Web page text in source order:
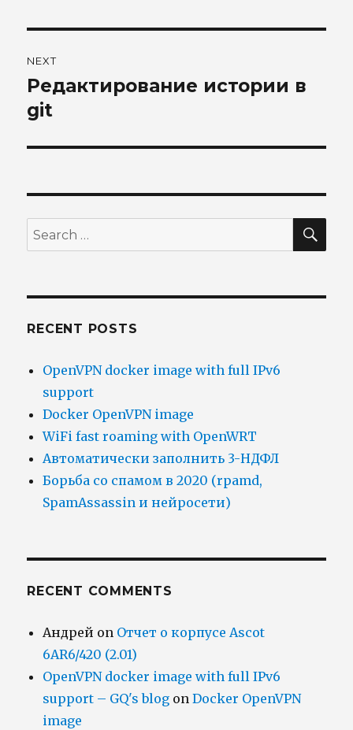
NEXT
Next
post:
Редактирование истории в
git
Search
for:
RECENT POSTS
OpenVPN docker image with full IPv6
support
Docker OpenVPN image
WiFi fast roaming with OpenWRT
Автоматически заполнить 3-НДФЛ
Борьба со спамом в 2020 (rpamd,
SpamAssassin и нейросети)
RECENT COMMENTS
Андрей on Отчет о корпусе Ascot
6AR6/420 (2.01)
OpenVPN docker image with full IPv6
support – GQ's blog onDocker OpenVPN
image